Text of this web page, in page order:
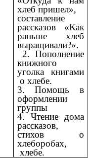
хлеб пришел»,
составление
рассказов «Как
раньше хлеб
выращивали?».
2. Пополнение
книжного
уголка книгами
о хлебе.
3. Помощь в
оформлении
группы
4. Чтение дома
рассказов,
стихов о
хлеборобах,
хлебе.